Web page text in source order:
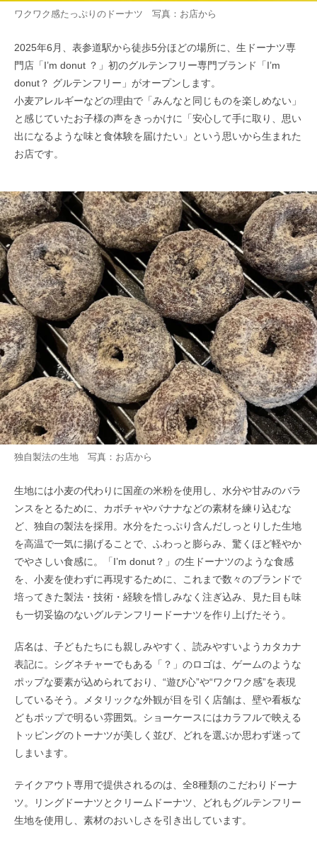
ワクワク感たっぷりのドーナツ 写真：お店から
2025年6月、表参道駅から徒歩5分ほどの場所に、生ドーナツ専
門店「I’m donut ？」初のグルテンフリー専門ブランド「I’m
donut？ グルテンフリー」がオープンします。
小麦アレルギーなどの理由で「みんなと同じものを楽しめない」
と感じていたお子様の声をきっかけに「安心して手に取り、思い
出になるような味と食体験を届けたい」という思いから生まれた
お店です。
独自製法の生地 写真：お店から
生地には小麦の代わりに国産の米粉を使用し、水分や甘みのバラ
ンスをとるために、カボチャやバナナなどの素材を練り込むな
ど、独自の製法を採用。水分をたっぷり含んだしっとりした生地
を高温で一気に揚げることで、ふわっと膨らみ、驚くほど軽やか
でやさしい食感に。「I’m donut？」の生ドーナツのような食感
を、小麦を使わずに再現するために、これまで数々のブランドで
培ってきた製法・技術・経験を惜しみなく注ぎ込み、見た目も味
も一切妥協のないグルテンフリードーナツを作り上げたそう。
店名は、子どもたちにも親しみやすく、読みやすいようカタカナ
表記に。シグネチャーでもある「？」のロゴは、ゲームのような
ポップな要素が込められており、“遊び心”や“ワクワク感”を表現
しているそう。メタリックな外観が目を引く店舗は、壁や看板な
どもポップで明るい雰囲気。ショーケースにはカラフルで映える
トッピングのトーナツが美しく並び、どれを選ぶか思わず迷って
しまいます。
テイクアウト専用で提供されるのは、全8種類のこだわりドーナ
ツ。リングドーナツとクリームドーナツ、どれもグルテンフリー
生地を使用し、素材のおいしさを引き出しています。